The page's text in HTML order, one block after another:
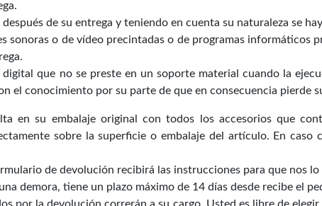
de su entrega y teniendo en cuenta su naturaleza se
sonoras o de vídeo precintadas o de programas informáticos
que no se preste en un soporte material cuando la
el conocimiento por su parte de que en consecuencia pierde
en su embalaje original con todos los accesorios que
sobre la superficie o embalaje del artículo. En caso
de devolución recibirá las instrucciones para que nos
demora, tiene un plazo máximo de 14 días desde recibe el